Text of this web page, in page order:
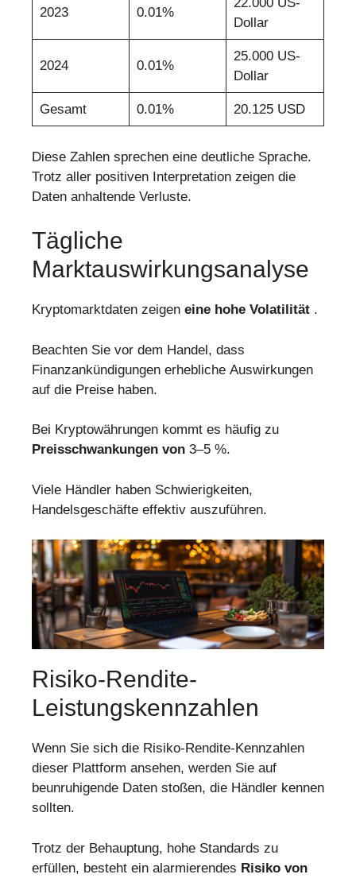
2023 0.01%
22.000 US-
Dollar
2024 0.01%
25.000 US-
Dollar
Gesamt 0.01% 20.125 USD
Diese Zahlen sprechen eine deutliche Sprache.
Trotz aller positiven Interpretation zeigen die
Daten anhaltende Verluste.
Tägliche
Marktauswirkungsanalyse
Kryptomarktdaten zeigen eine hohe Volatilität .
Beachten Sie vor dem Handel, dass
Finanzankündigungen erhebliche Auswirkungen
auf die Preise haben.
Bei Kryptowährungen kommt es häufig zu
Preisschwankungen von 3–5 %.
Viele Händler haben Schwierigkeiten,
Handelsgeschäfte effektiv auszuführen.
Risiko-Rendite-
Leistungskennzahlen
Wenn Sie sich die Risiko-Rendite-Kennzahlen
dieser Plattform ansehen, werden Sie auf
beunruhigende Daten stoßen, die Händler kennen
sollten.
Trotz der Behauptung, hohe Standards zu
erfüllen, besteht ein alarmierendes Risiko von